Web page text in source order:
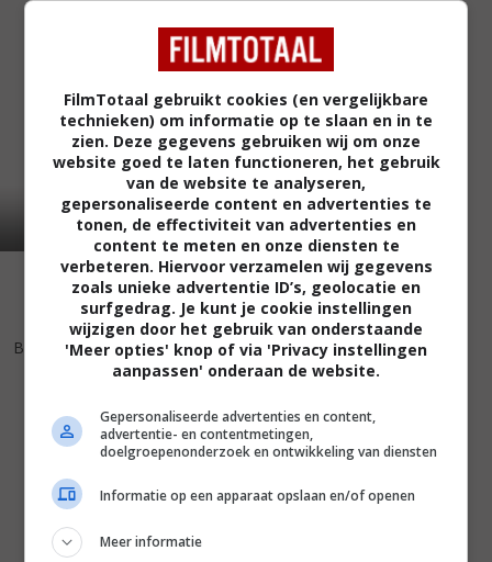
6,4
Boy Meets Girl (1938)
FilmTotaal gebruikt cookies (en vergelijkbare
technieken) om informatie op te slaan en in te
zien. Deze gegevens gebruiken wij om onze
website goed te laten functioneren, het gebruik
van de website te analyseren,
gepersonaliseerde content en advertenties te
tonen, de effectiviteit van advertenties en
content te meten en onze diensten te
verbeteren. Hiervoor verzamelen wij gegevens
zoals unieke advertentie ID’s, geolocatie en
surfgedrag. Je kunt je cookie instellingen
wijzigen door het gebruik van onderstaande
'Meer opties' knop of via 'Privacy instellingen
aanpassen' onderaan de website.
Gepersonaliseerde advertenties en content,
advertentie- en contentmetingen,
doelgroepenonderzoek en ontwikkeling van diensten
Informatie op een apparaat opslaan en/of openen
Meer informatie